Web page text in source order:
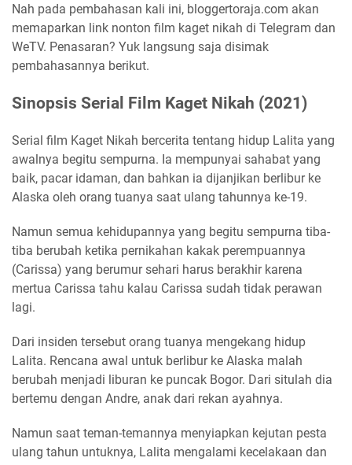
Nah pada pembahasan kali ini, bloggertoraja.com akan
memaparkan link nonton film kaget nikah di Telegram dan
WeTV. Penasaran? Yuk langsung saja disimak
pembahasannya berikut.
Sinopsis Serial Film Kaget Nikah (2021)
Serial film Kaget Nikah bercerita tentang hidup Lalita yang
awalnya begitu sempurna. Ia mempunyai sahabat yang
baik, pacar idaman, dan bahkan ia dijanjikan berlibur ke
Alaska oleh orang tuanya saat ulang tahunnya ke-19.
Namun semua kehidupannya yang begitu sempurna tiba-
tiba berubah ketika pernikahan kakak perempuannya
(Carissa) yang berumur sehari harus berakhir karena
mertua Carissa tahu kalau Carissa sudah tidak perawan
lagi.
Dari insiden tersebut orang tuanya mengekang hidup
Lalita. Rencana awal untuk berlibur ke Alaska malah
berubah menjadi liburan ke puncak Bogor. Dari situlah dia
bertemu dengan Andre, anak dari rekan ayahnya.
Namun saat teman-temannya menyiapkan kejutan pesta
ulang tahun untuknya, Lalita mengalami kecelakaan dan